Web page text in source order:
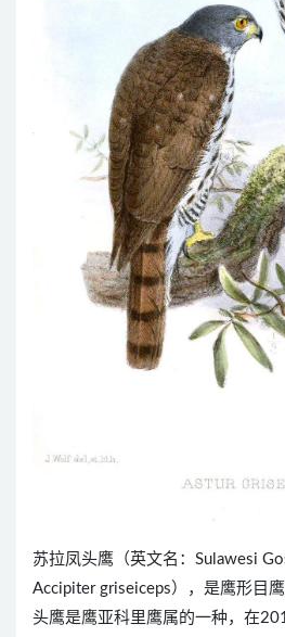
苏拉凤头鹰（英文名：Sulawesi
Accipiter griseiceps），是鹰形目
头鹰是鹰亚科里鹰属的一种，在